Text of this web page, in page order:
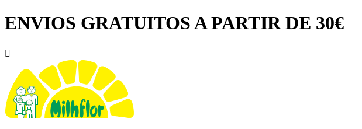
ENVIOS GRATUITOS A PARTIR DE 30€
